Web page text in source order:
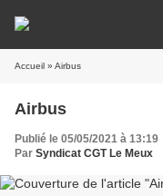
Accueil » Airbus
Airbus
Publié le 05/05/2021 à 13:19
Par Syndicat CGT Le Meux